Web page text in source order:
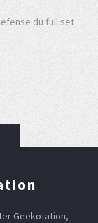
du full set
Geekotation,